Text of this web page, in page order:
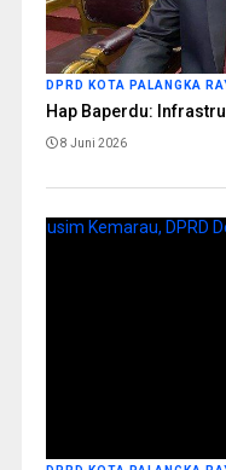
DPRD KOTA PALANGKA
Hap Baperdu:
8 Juni 2026